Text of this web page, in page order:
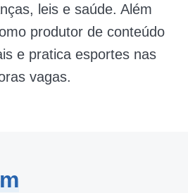
leis e saúde. Além
produtor de conteúdo
e pratica esportes nas
vagas.